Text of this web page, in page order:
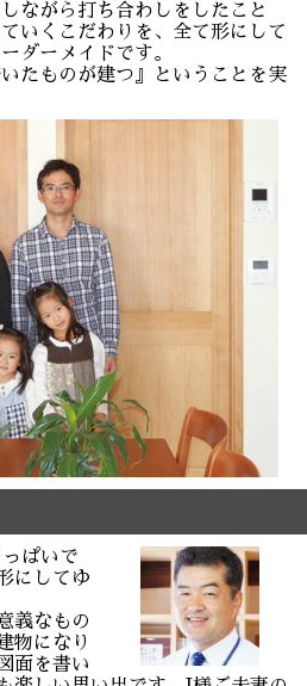
ながら打ち合わしをしたこと
いくこだわりを、全て形にして
ダーメイドです。
たものが建つ』ということを実
ぱいで
にしてゆ
義なもの
物になり
面を書い